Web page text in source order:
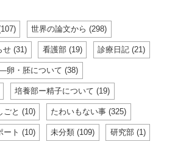
世界の論文から (298)
せ (31) 看護部 (19) 診療日記 (21)
卵・胚について (38)
培養部ー精子について (19)
ごと (10) たわいもない事 (325)
ート (10) 未分類 (109) 研究部 (1)